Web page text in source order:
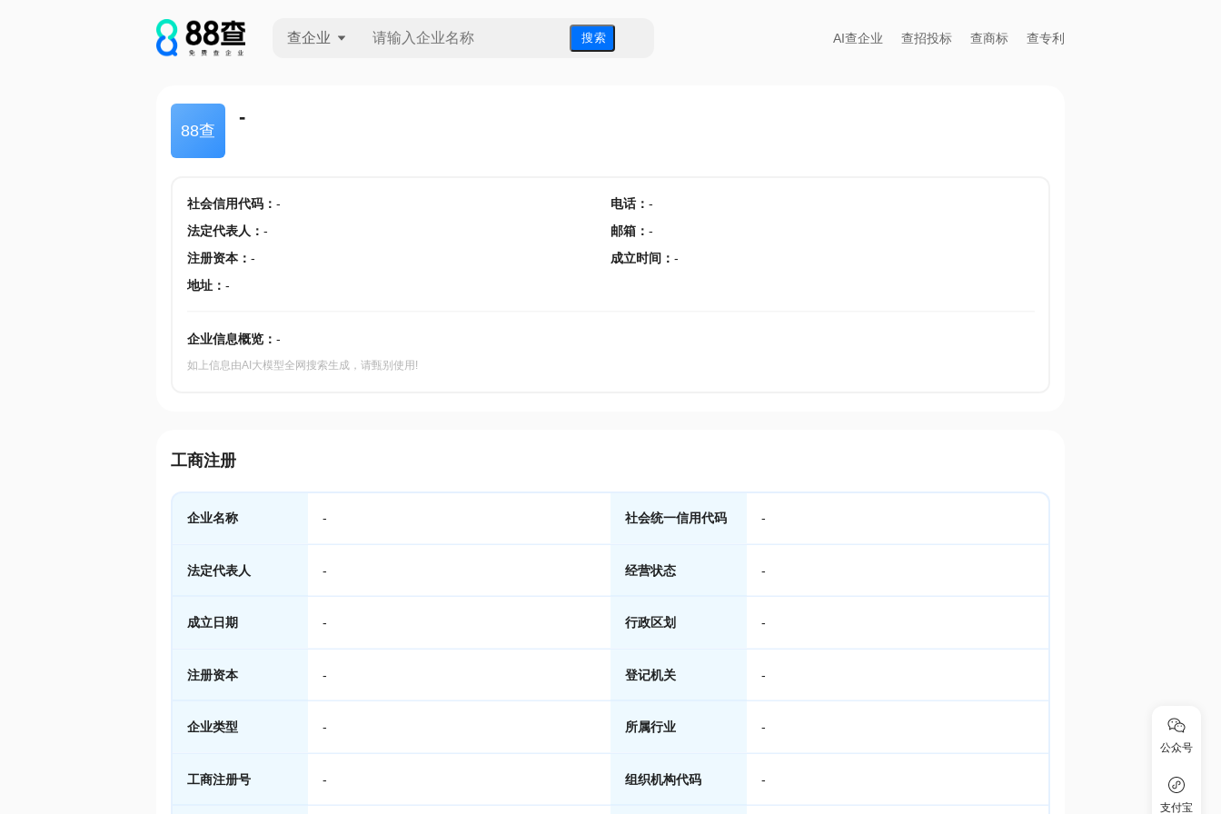
查企业 搜 索 AI查企业 查招投标 查商标 查专利
88查
-
社会信用代码： - 电话： -
法定代表人 ： - 邮箱 ： -
注册资本： - 成立时间 ： -
地址： -
企业信息概览： -
如上信息由AI大模型全网搜索生成，请甄别使用!
工商注册
企业名称 - 社会统一信用代码 -
法定代表人 - 经营状态 -
成立日期 - 行政区划 -
注册资本 - 登记机关 -
企业类型 - 所属行业 -
工商注册号 - 组织机构代码 -
公众号
支付宝